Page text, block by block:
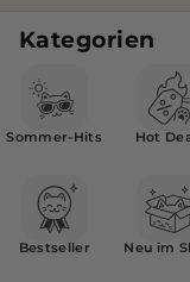
r
O
i
Kategorien
Sommer-Hits
Bestseller
Hot
Neu im